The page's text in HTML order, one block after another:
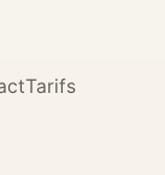
Tarifs